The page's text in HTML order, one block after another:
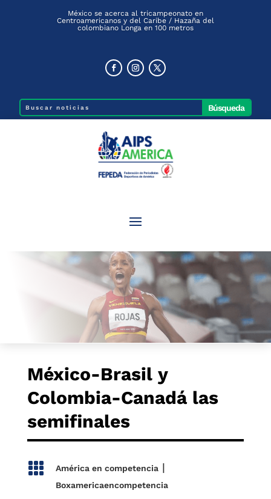
México se acerca al tricampeonato en
Centroamericanos y del Caribe / Hazaña del
colombiano Longa en 100 metros
México-Brasil y
Colombia-Canadá las
semifinales
 América en competencia|
Boxamericaencompetencia